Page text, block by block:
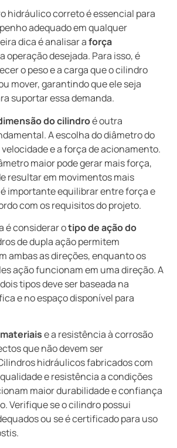
hidráulico correto é essencial para
adequado em qualquer
dica é analisar aforça
operação desejada. Para isso, é
o peso e a carga que o cilindro
mover, garantindo que ele seja
suportar essa demanda.
do cilindroé outra
A escolha do diâmetro do
e a força de acionamento.
maior pode gerar mais força,
resultar em movimentos mais
importante equilibrar entre força e
com os requisitos do projeto.
é considerar otipo de ação do
de dupla ação permitem
ambas as direções, enquanto os
ação funcionam em uma direção. A
tipos deve ser baseada na
e no espaço disponível para
e a resistência à corrosão
que não devem ser
hidráulicos fabricados com
e resistência a condições
maior durabilidade e confiança
Verifique se o cilindro possui
ou se é certificado para uso